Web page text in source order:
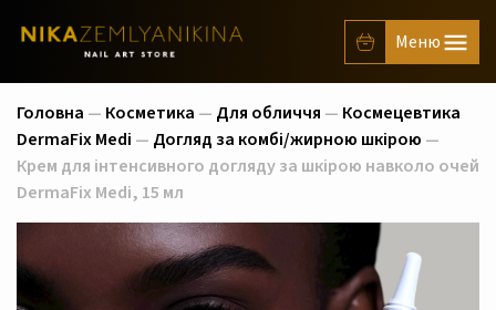
Головна — Косметика — Для обличчя — Космецевтика
DermaFix Medi — Догляд за комбі/жирною шкірою —
Крем для інтенсивного догляду за шкірою навколо очей
DermaFix Medi, 15 мл